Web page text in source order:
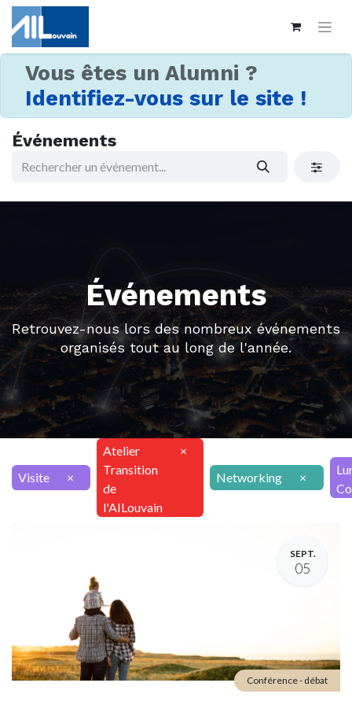
Vous êtes un Alumni ?
Identifiez-vous sur le site !
Événements
Événements
Retrouvez-nous lors des nombreux événements
organisés tout au long de l'année.
Visite ×
Atelier
Transition
de
l'AILouvain
×
Networking
×
SEPT.
05
Conférence - débat